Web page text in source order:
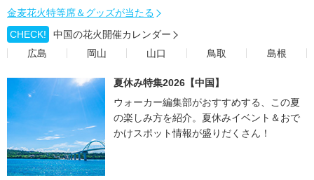
金麦花火特等席＆グッズが当たる
CHECK!
中国の花火開催カレンダー
広島
岡山 山口 鳥取 島根
夏休み特集2026【中国】
ウォーカー編集部がおすすめする、この夏
の楽しみ方を紹介。夏休みイベント＆おで
かけスポット情報が盛りだくさん！